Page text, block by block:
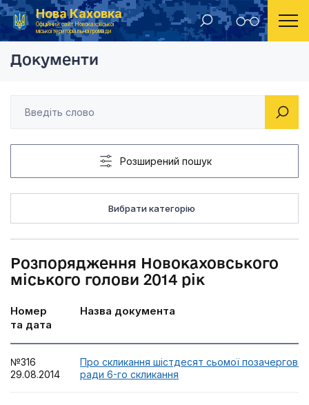
Нова Каховка
Офіційний сайт Новокаховської
міської територіальної громади
Головна Розпорядження Новокаховського міського
Документи
Розширений пошук
Вибрати категорію
Розпорядження Новокаховського
міського голови 2014 рік
Номер
та дата
Назва документа
№316
29.08.2014
Про скликання шістдесят сьомої позачергової
ради 6-го скликання